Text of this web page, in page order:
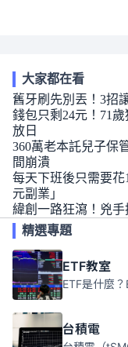
大家都在看
舊牙刷先別丟！3招
錢包只剩24元！71
放日
360萬老本託兒子保
間崩潰
每天下班後只需要花
元副業」
緯創一路狂瀉！兇
精選專題
ETF教室
台積電